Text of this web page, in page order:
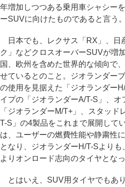
年増加しつつある乗用車シャシー
ーSUVに向けたものであると言う。
日本でも、レクサス「RX」、日
ク」などクロスオーバーSUVが増
国、欧州を含めた世界的な傾向で
せているとのこと。ジオランダー
の使用を見据えた「ジオランダー
イプの「ジオランダーA/T-S」、
「ジオランダーM/T+」、スタッド
T-S」の4製品をこれまで展開して
は、ユーザーの燃費性能や静粛性
となり、ジオランダーH/T-Sよりも
よりオンロード志向のタイヤとなっ
とはいえ、SUV用タイヤでもあ